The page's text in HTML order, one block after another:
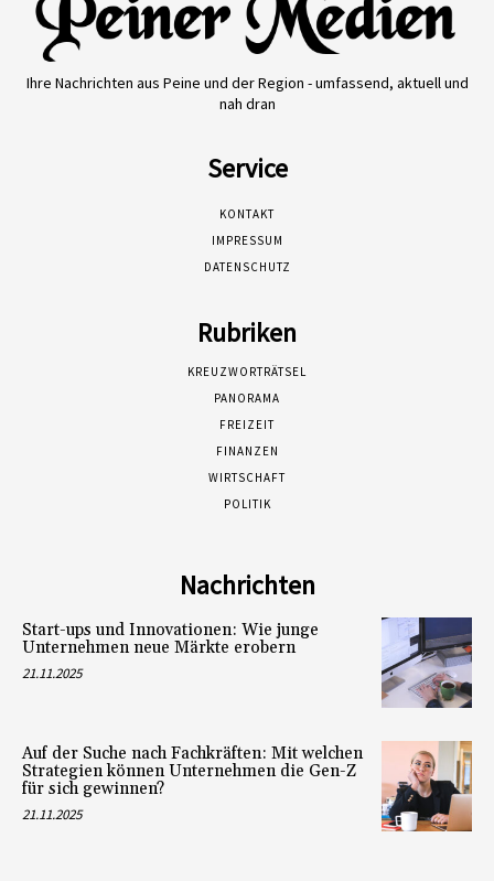
Ihre Nachrichten aus Peine und der Region - umfassend, aktuell und
nah dran
Service
KONTAKT
IMPRESSUM
DATENSCHUTZ
Rubriken
KREUZWORTRÄTSEL
PANORAMA
FREIZEIT
FINANZEN
WIRTSCHAFT
POLITIK
Nachrichten
Start-ups und Innovationen: Wie junge
Unternehmen neue Märkte erobern
21.11.2025
Auf der Suche nach Fachkräften: Mit welchen
Strategien können Unternehmen die Gen-Z
für sich gewinnen?
21.11.2025